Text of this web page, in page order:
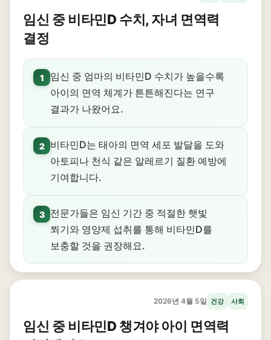
임신 중 비타민D 수치, 자녀 면역력
결정
1
임신 중 엄마의 비타민D 수치가 높을수록
아이의 면역 체계가 튼튼해진다는 연구
결과가 나왔어요.
2
비타민D는 태아의 면역 세포 발달을 도와
아토피나 천식 같은 알레르기 질환 예방에
기여합니다.
3
전문가들은 임신 기간 중 적절한 햇빛
쬐기와 영양제 섭취를 통해 비타민D를
보충할 것을 권장해요.
2026년 4월 5일 건강 사회
임신 중 비타민D 챙겨야 아이 면역력